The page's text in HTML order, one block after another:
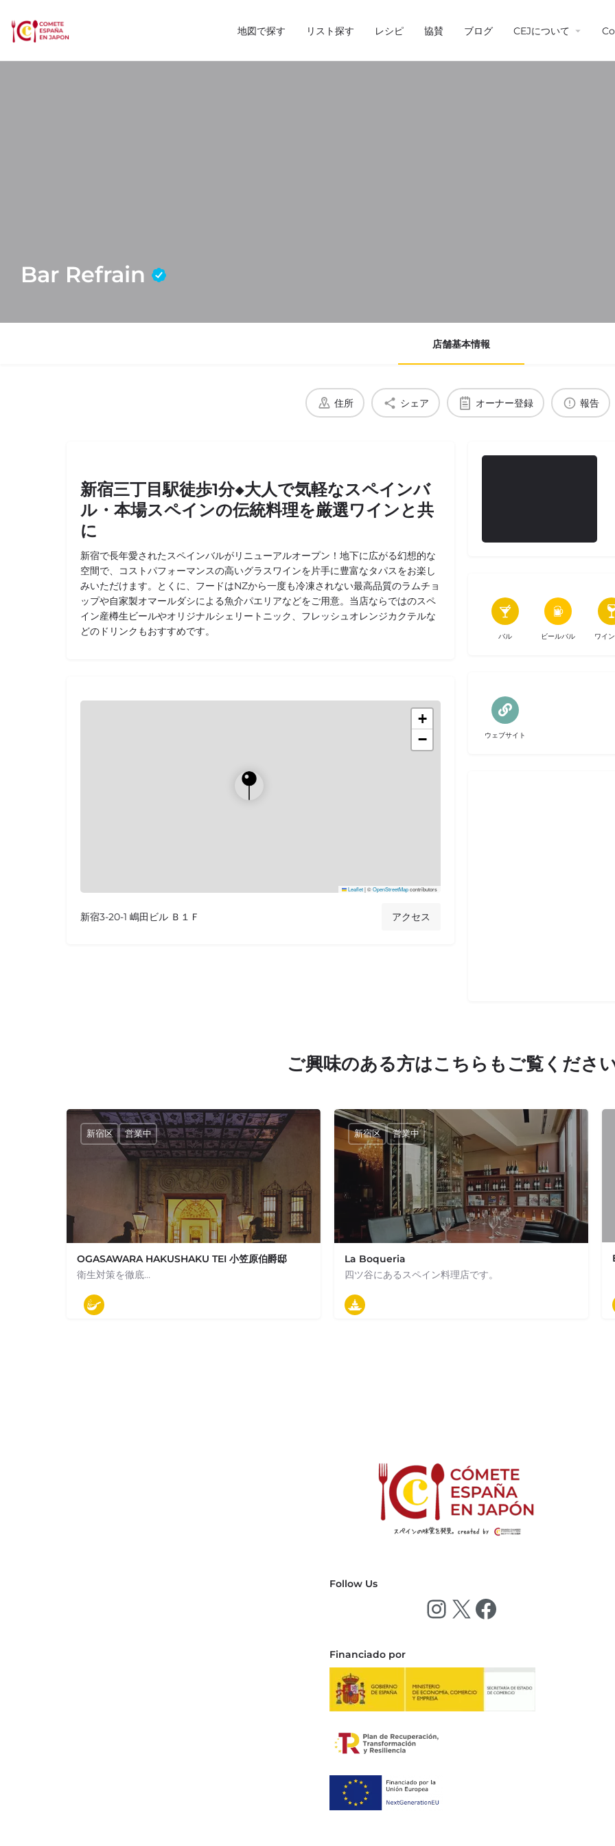
地図で探す リスト探す レシピ 協賛 ブログ CEJについて
Bar Refrain
店舗基本情報
住所 シェア オーナー登録 報告
新宿三丁目駅徒歩1分◆大人で気軽なスペインバ
ル・本場スペインの伝統料理を厳選ワインと共
に
新宿で長年愛されたスペインバルがリニューアルオープン！地下に広がる幻想的な
空間で、コストパフォーマンスの高いグラスワインを片手に豊富なタパスをお楽し
みいただけます。とくに、フードはNZから一度も冷凍されない最高品質のラムチョ
ップや自家製オマールダシによる魚介パエリアなどをご用意。当店ならではのスペ
イン産樽生ビールやオリジナルシェリートニック、フレッシュオレンジカクテルな
どのドリンクもおすすめです。
+
−
Leaflet|©OpenStreetMapcontributors
新宿3-20-1 嶋田ビル Ｂ１Ｆ アクセス
バル ビールバル ワイ
ウェブサイト
ご興味のある方はこちらもご覧くださ
OGASAWARA HAKUSHAKU TEI 小笠原伯爵邸
衛生対策を徹底…
050-5868-4395
新宿区 営業中
La Boqueria
四ツ谷にあるスペイン料理店です。
03-5366-0505
東京都新宿区四谷2-11 アシストビル 2F
新宿区 営業中
Follow Us
Financiado por